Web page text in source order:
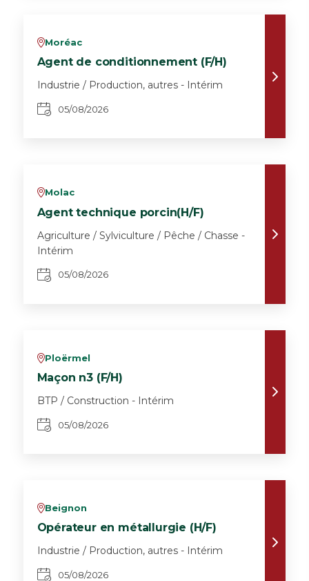
vMoréac
Agent de conditionnement (F/H)
Industrie / Production, autres - Intérim
05/08/2026
vMolac
Agent technique porcin(H/F)
Agriculture / Sylviculture / Pêche / Chasse -
Intérim
05/08/2026
vPloërmel
Maçon n3 (F/H)
BTP / Construction - Intérim
05/08/2026
vBeignon
Opérateur en métallurgie (H/F)
Industrie / Production, autres - Intérim
05/08/2026